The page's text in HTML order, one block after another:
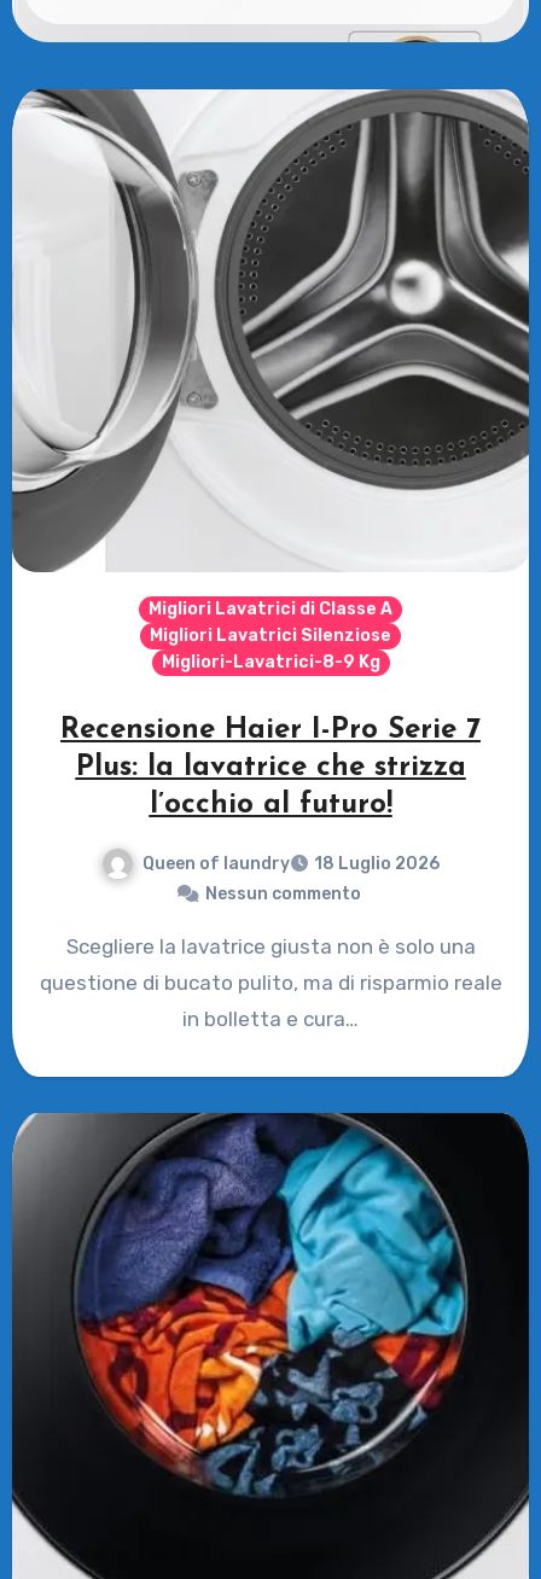
Migliori Lavatrici di Classe A
Migliori Lavatrici Silenziose
Migliori-Lavatrici-8-9 Kg
Recensione Haier I-Pro Serie 7
Plus: la lavatrice che strizza
l’occhio al futuro!
Queen of laundry
18 Luglio 2026
Nessun commento
Scegliere la lavatrice giusta non è solo una
questione di bucato pulito, ma di risparmio reale
in bolletta e cura…